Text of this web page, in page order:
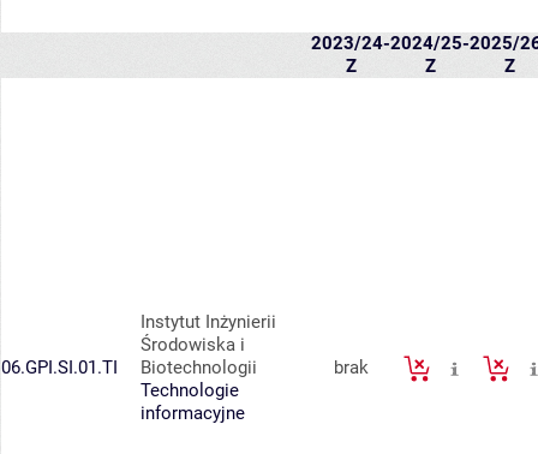
2023/24-
Z
2024/25-
Z
2025/
Z
06.GPI.SI.01.TI
Instytut Inżynierii
Środowiska i
Biotechnologii
Technologie
informacyjne
brak